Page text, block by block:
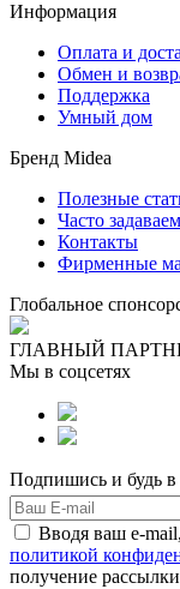
Информация
Оплата и
Обмен и
Поддержка
Умный дом
Бренд Midea
Полезные
Часто
Контакты
Фирменные
Глобальное
ГЛАВНЫЙ
Мы в соцсетях
Подпишись и будь
Вводя ваш e-
политикой
получение